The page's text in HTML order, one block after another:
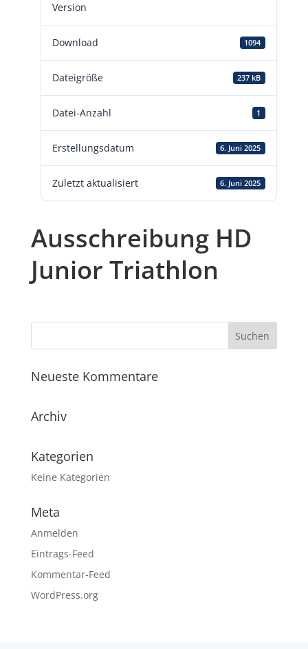
Version
Download 1094
Dateigröße 237 kB
Datei-Anzahl 1
Erstellungsdatum 6. Juni 2025
Zuletzt aktualisiert 6. Juni 2025
Ausschreibung HD
Junior Triathlon
Neueste Kommentare
Archiv
Kategorien
Keine Kategorien
Meta
Anmelden
Eintrags-Feed
Kommentar-Feed
WordPress.org